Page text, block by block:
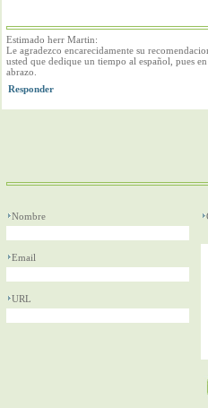
Estimado herr Martin:
Le agradezco encarecidamente su
usted que dedique un tiempo al español, pues
abrazo.
Nombre
Email
URL